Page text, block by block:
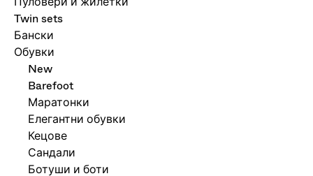
Twin sets
Бански
Обувки
New
Barefoot
Маратонки
Елегантни обувки
Кецове
Сандали
Ботуши и боти